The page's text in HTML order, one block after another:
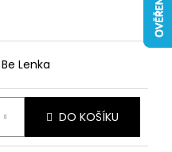
Be Lenka
DO KOŠÍKU